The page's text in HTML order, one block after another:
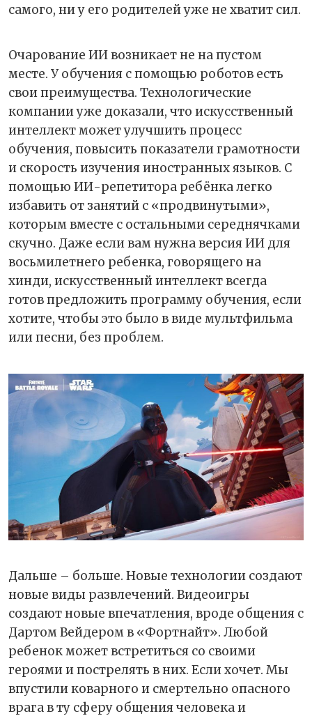
самого, ни у его родителей уже не хватит сил.
Очарование ИИ возникает не на пустом
месте. У обучения с помощью роботов есть
свои преимущества. Технологические
компании уже доказали, что искусственный
интеллект может улучшить процесс
обучения, повысить показатели грамотности
и скорость изучения иностранных языков. С
помощью ИИ-репетитора ребёнка легко
избавить от занятий с «продвинутыми»,
которым вместе с остальными середнячками
скучно. Даже если вам нужна версия ИИ для
восьмилетнего ребенка, говорящего на
хинди, искусственный интеллект всегда
готов предложить программу обучения, если
хотите, чтобы это было в виде мультфильма
или песни, без проблем.
Дальше – больше. Новые технологии создают
новые виды развлечений. Видеоигры
создают новые впечатления, вроде общения с
Дартом Вейдером в «Фортнайт». Любой
ребенок может встретиться со своими
героями и пострелять в них. Если хочет. Мы
впустили коварного и смертельно опасного
врага в ту сферу общения человека и